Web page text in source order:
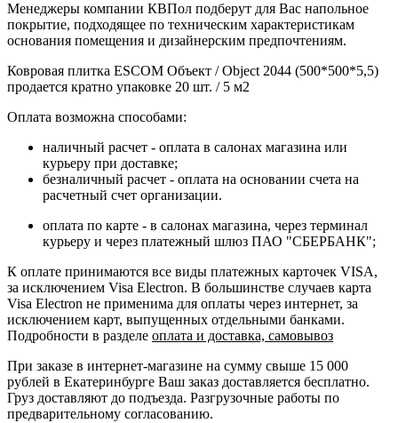
Менеджеры компании КВПол подберут для Вас напольное
покрытие, подходящее по техническим характеристикам
основания помещения и дизайнерским предпочтениям.
Ковровая плитка ESCOM Объект / Object 2044 (500*500*5,5)
продается кратно упаковке 20 шт. / 5 м2
Оплата возможна способами:
наличный расчет - оплата в салонах магазина или
курьеру при доставке;
безналичный расчет - оплата на основании счета на
расчетный счет организации.
оплата по карте - в салонах магазина, через терминал
курьеру и через платежный шлюз ПАО "СБЕРБАНК";
К оплате принимаются все виды платежных карточек VISA,
за исключением Visa Electron. В большинстве случаев карта
Visa Electron не применима для оплаты через интернет, за
исключением карт, выпущенных отдельными банками.
Подробности в разделе оплата и доставка, самовывоз
При заказе в интернет-магазине на сумму свыше 15 000
рублей в Екатеринбурге Ваш заказ доставляется бесплатно.
Груз доставляют до подъезда. Разгрузочные работы по
предварительному согласованию.